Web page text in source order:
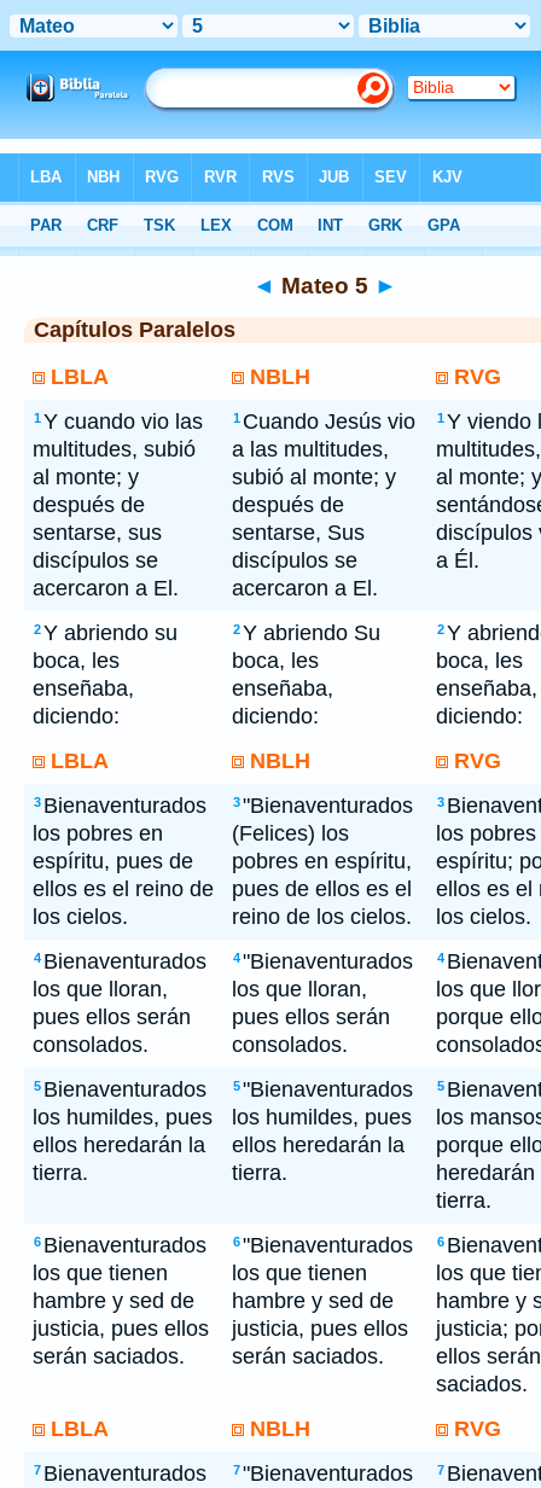
> Mateo 5
◄ Mateo 5 ►
Capítulos Paralelos
LBLA
NBLH RVG
1Y cuando vio las
multitudes, subió
al monte; y
después de
sentarse, sus
discípulos se
acercaron a El.
1 Cuando Jesús vio
a las multitudes,
subió al monte; y
después de
sentarse, Sus
discípulos se
acercaron a El.
1Y viendo
al monte; y
discípulos
a Él.
2Y abriendo su
boca, les
enseñaba,
diciendo:
2Y abriendo Su
boca, les
enseñaba,
diciendo:
2Y
boca, les
enseñaba,
diciendo:
LBLA
NBLH RVG
3 Bienaventurados
los pobres en
espíritu, pues de
ellos es el reino de
los cielos.
3"Bienaventurados
(Felices) los
pobres en espíritu,
pues de ellos es el
reino de los cielos.
3
los
espíritu;
ellos es el
los cielos.
4 Bienaventurados
los que lloran,
pues ellos serán
consolados.
4"Bienaventurados
los que lloran,
pues ellos serán
consolados.
4
los que
porque
5 Bienaventurados
los humildes, pues
ellos heredarán la
tierra.
5"Bienaventurados
los humildes, pues
ellos heredarán la
tierra.
5
los
porque
heredarán
tierra.
6 Bienaventurados
los que tienen
hambre y sed de
justicia, pues ellos
serán saciados.
6"Bienaventurados
los que tienen
hambre y sed de
justicia, pues ellos
serán saciados.
6
los que
hambre y
justicia;
ellos serán
saciados.
LBLA
NBLH RVG
7 Bienaventurados
7"Bienaventurados
7